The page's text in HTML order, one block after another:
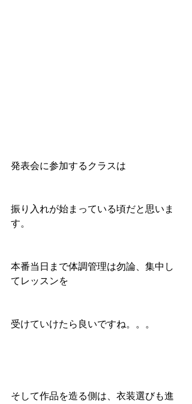
発表会に参加するクラスは
振り入れが始まっている頃だと思いま
す。
本番当日まで体調管理は勿論、集中し
てレッスンを
受けていけたら良いですね。。。
そして作品を造る側は、衣装選びも進